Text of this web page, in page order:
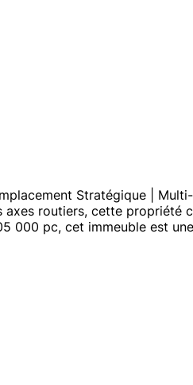
Stratégique |
routiers, cette
000 pc, cet immeuble est